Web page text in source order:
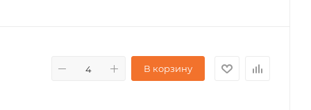
В корзину